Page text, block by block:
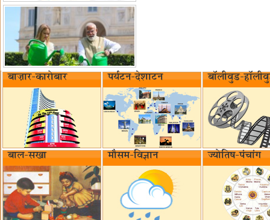
बाज़ार-कारोबार पर्यटन-देशाटन बॉलीवुड-
बाल-सखा मौसम-विज्ञान ज्योतिष-पंचांग